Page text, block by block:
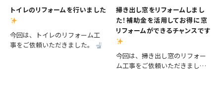
トイレのリフォームを行いました
今回は、トイレのリフォーム工
事をご依頼いただきました。
掃き出し窓をリフォームしまし
た！補助金を活用してお得に窓
リフォームができるチャンスです
今回は、掃き出し窓のリフォー
ム工事をご依頼いただきまし